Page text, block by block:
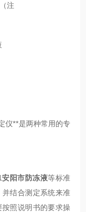
注
仪**是两种常用的专
安阳市防冻液等标准
结合测定系统来准
照说明书的要求操